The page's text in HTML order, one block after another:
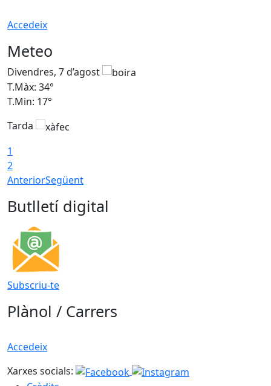
Accedeix
Meteo
Divendres, 7 d’agost
T.Màx: 34°
T.Min: 17°
Tarda
1
2
AnteriorSegüent
Butlletí digital
Subscriu-te
Plànol / Carrers
Accedeix
Xarxes socials: